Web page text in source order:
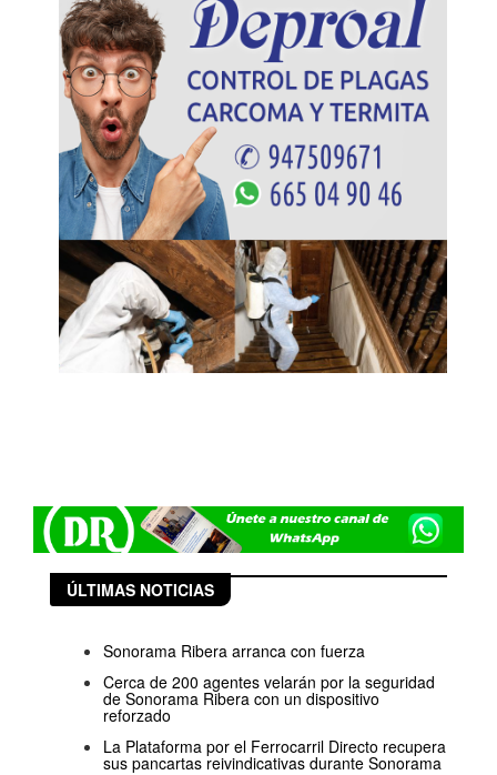
ÚLTIMAS NOTICIAS
Sonorama Ribera arranca con fuerza
Cerca de 200 agentes velarán por la seguridad
de Sonorama Ribera con un dispositivo
reforzado
La Plataforma por el Ferrocarril Directo recupera
sus pancartas reivindicativas durante Sonorama